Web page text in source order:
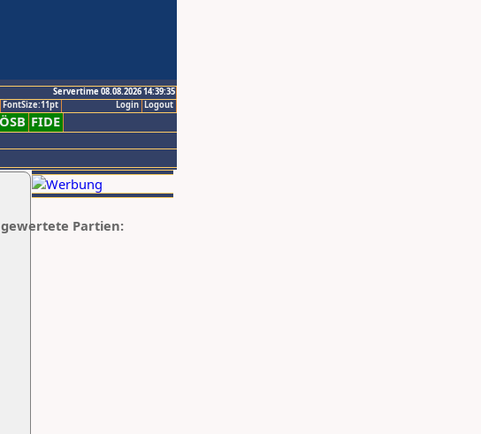
Servertime 08.08.2026 14:39:35
Logout
Login
FontSize:11pt
ÖSB FIDE
gewertete Partien: